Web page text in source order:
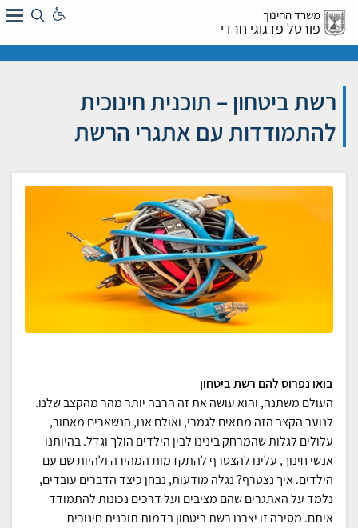
דלג
אל:
משרד החינוך
פורטל פדגוגי חרדי
רשת ביטחון – תוכנית חינוכית
להתמודדות עם אתגרי הרשת
בואו נפרוס להם רשת ביטחון
העולם משתנה, והוא עושה את זה הרבה יותר מהר מהקצב שלנו.
לנוער הקצב הזה מתאים לגמרי, ואולם אנו, הנשארים מאחור,
עלולים לגלות שהמרחק בינינו לבין הילדים הולך וגדל. בהיותנו
אנשי חינוך, עלינו להצטרף להתקדמות המהירה ולהיות שם עם
הילדים. איך נצטרף? נגלה מודעות, נבחן כיצד הדברים עובדים,
נלמד על האתגרים שהם מציבים ועל דרכים נכונות להתמודד
איתם. מסיבה זו יצרנו רשת ביטחון בדמות תוכנית חינוכית